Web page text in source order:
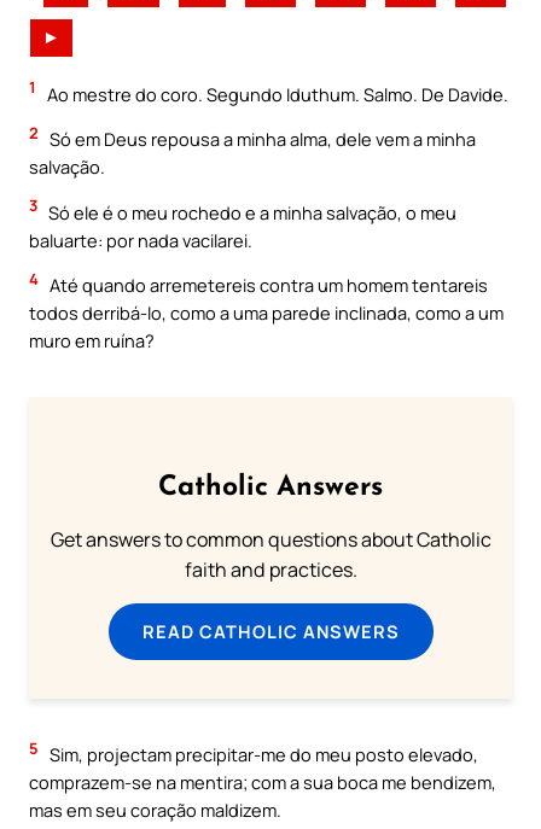
►
1 Ao mestre do coro. Segundo Iduthum. Salmo. De Davide.
2 Só em Deus repousa a minha alma, dele vem a minha
salvação.
3 Só ele é o meu rochedo e a minha salvação, o meu
baluarte: por nada vacilarei.
4 Até quando arremetereis contra um homem tentareis
todos derribá-lo, como a uma parede inclinada, como a um
muro em ruína?
Catholic Answers
Get answers to common questions about Catholic
faith and practices.
READ CATHOLIC ANSWERS
5 Sim, projectam precipitar-me do meu posto elevado,
comprazem-se na mentira; com a sua boca me bendizem,
mas em seu coração maldizem.